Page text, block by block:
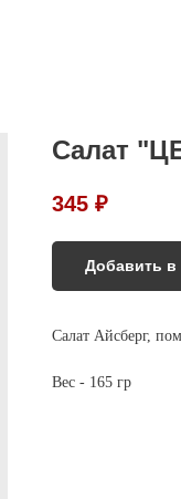
Салат
345 ₽
Добавить в
Салат Айсберг,
Вес - 165 гр